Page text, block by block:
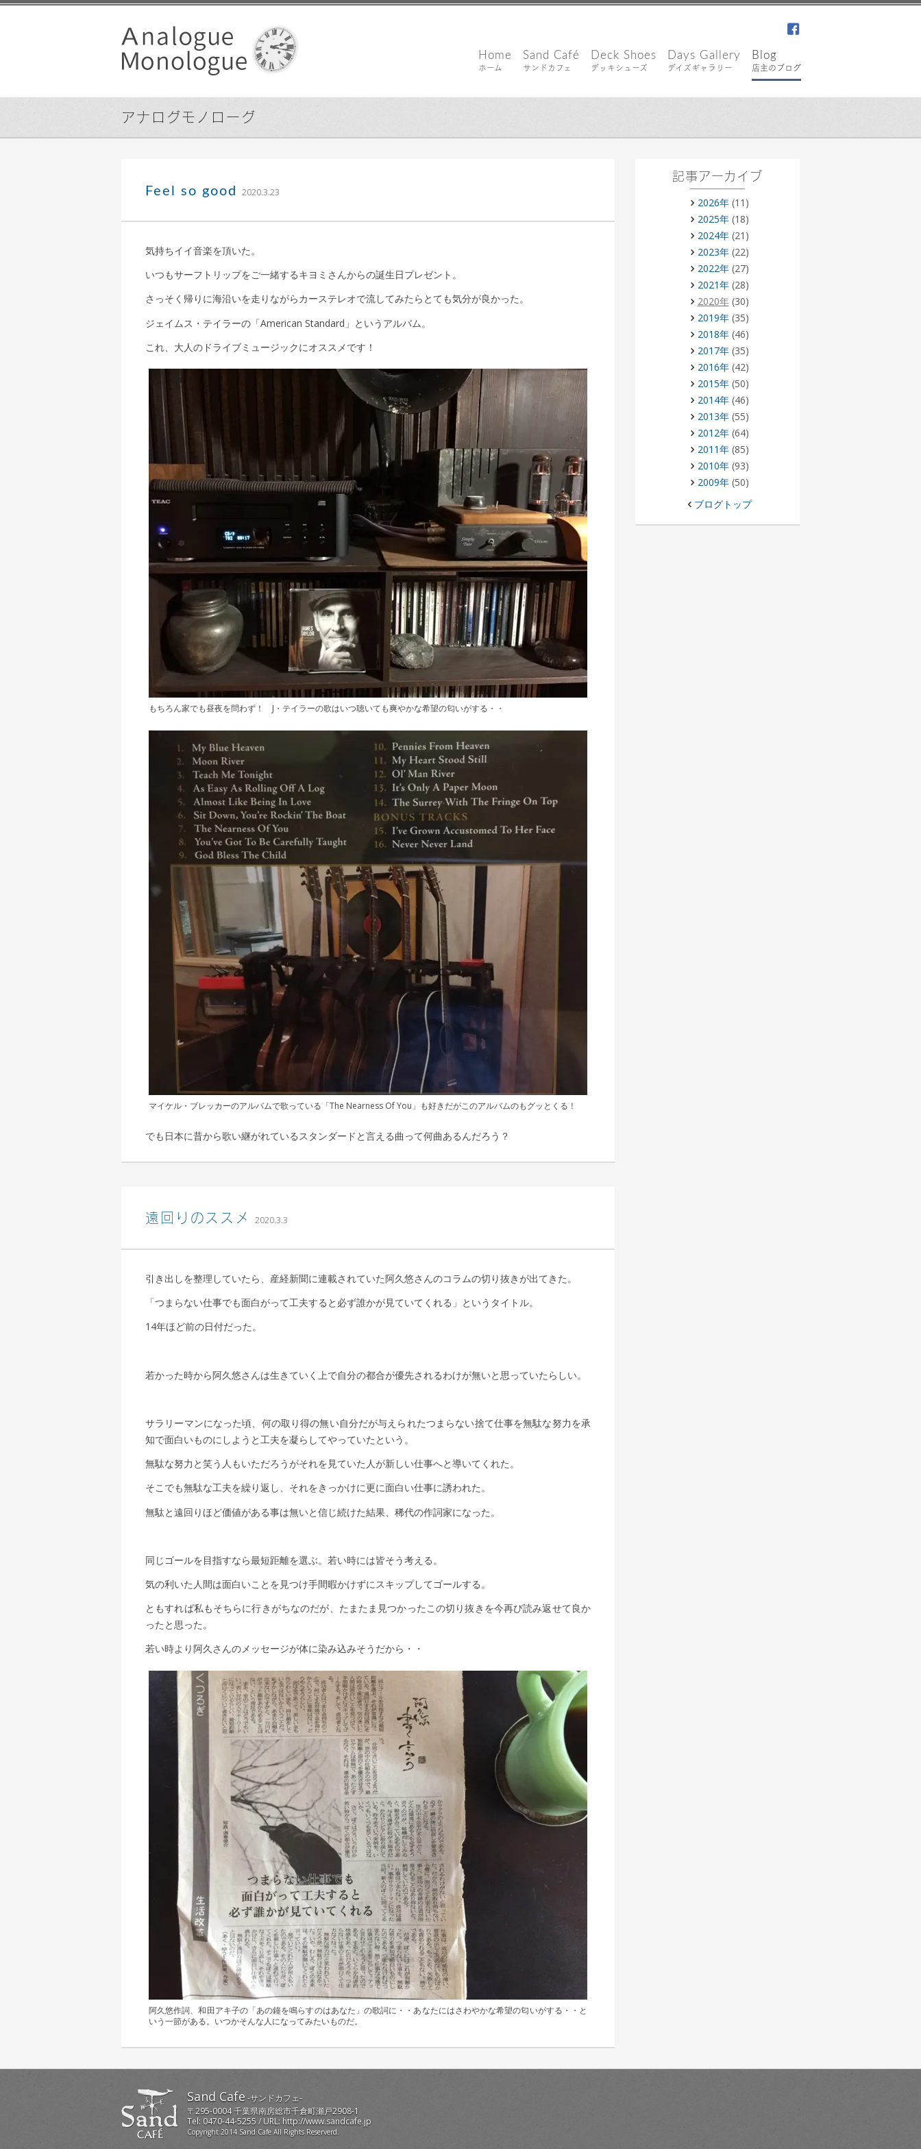
Home
ホーム
Sand Café
サンドカフェ
Deck Shoes
デッキシューズ
Days Gallery
デイズギャラリー
Blog
店主のブログ
アナログモノローグ
Feel so good 2020.3.23
気持ちイイ音楽を頂いた。
いつもサーフトリップをご一緒するキヨミさんからの誕生日プレゼント。
さっそく帰りに海沿いを走りながらカーステレオで流してみたらとても気分が良かった。
ジェイムス・テイラーの「American Standard」というアルバム。
これ、大人のドライブミュージックにオススメです！
もちろん家でも昼夜を問わず！ J・テイラーの歌はいつ聴いても爽やかな希望の匂いがする・・
マイケル・ブレッカーのアルバムで歌っている「The Nearness Of You」も好きだがこのアルバムのもグッとくる！
でも日本に昔から歌い継がれているスタンダードと言える曲って何曲あるんだろう？
遠回りのススメ 2020.3.3
引き出しを整理していたら、産経新聞に連載されていた阿久悠さんのコラムの切り抜きが出てきた。
「つまらない仕事でも面白がって工夫すると必ず誰かが見ていてくれる」というタイトル。
14年ほど前の日付だった。
若かった時から阿久悠さんは生きていく上で自分の都合が優先されるわけが無いと思っていたらしい。
サラリーマンになった頃、何の取り得の無い自分だが与えられたつまらない捨て仕事を無駄な努力を承
知で面白いものにしようと工夫を凝らしてやっていたという。
無駄な努力と笑う人もいただろうがそれを見ていた人が新しい仕事へと導いてくれた。
そこでも無駄な工夫を繰り返し、それをきっかけに更に面白い仕事に誘われた。
無駄と遠回りほど価値がある事は無いと信じ続けた結果、稀代の作詞家になった。
同じゴールを目指すなら最短距離を選ぶ。若い時には皆そう考える。
気の利いた人間は面白いことを見つけ手間暇かけずにスキップしてゴールする。
ともすれば私もそちらに行きがちなのだが、たまたま見つかったこの切り抜きを今再び読み返せて良か
ったと思った。
若い時より阿久さんのメッセージが体に染み込みそうだから・・
阿久悠作詞、和田アキ子の「あの鐘を鳴らすのはあなた」の歌詞に・・あなたにはさわやかな希望の匂いがする・・と
いう一節がある。いつかそんな人になってみたいものだ。
記事アーカイブ
2026年(11)
2025年(18)
2024年(21)
2023年(22)
2022年(27)
2021年(28)
2020年(30)
2019年(35)
2018年(46)
2017年(35)
2016年(42)
2015年(50)
2014年(46)
2013年(55)
2012年(64)
2011年(85)
2010年(93)
2009年(50)
ブログトップ
Sand Cafe-サンドカフェ-
〒295-0004千葉県南房総市千倉町瀬戸2908-1
Tel: 0470-44-5255 / URL: http://www.sandcafe.jp
Copyright 2014 Sand Cafe All Rights Reserverd.